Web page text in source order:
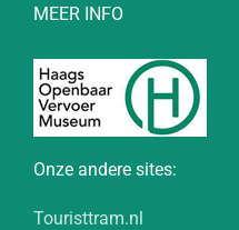
MEER INFO
Onze andere sites:
Touristtram.nl